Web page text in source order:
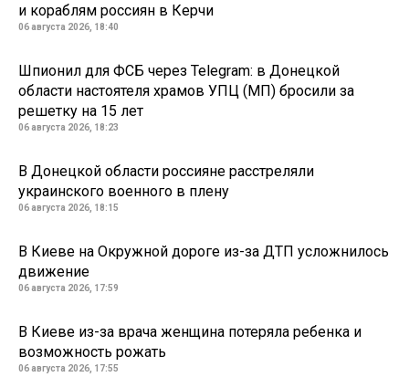
и кораблям россиян в Керчи
06 августа 2026, 18:40
Шпионил для ФСБ через Telegram: в Донецкой
области настоятеля храмов УПЦ (МП) бросили за
решетку на 15 лет
06 августа 2026, 18:23
В Донецкой области россияне расстреляли
украинского военного в плену
06 августа 2026, 18:15
В Киеве на Окружной дороге из-за ДТП усложнилось
движение
06 августа 2026, 17:59
В Киеве из-за врача женщина потеряла ребенка и
возможность рожать
06 августа 2026, 17:55